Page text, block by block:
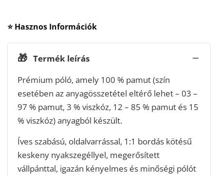
⭐ Hasznos Információk
🎁 Termék leírás
Prémium póló, amely 100 % pamut (szín
esetében az anyagösszetétel eltérő lehet – 03 –
97 % pamut, 3 % viszkóz, 12 – 85 % pamut és 15
% viszkóz) anyagból készült.
Íves szabású, oldalvarrással, 1:1 bordás kötésű
keskeny nyakszegéllyel, megerősített
vállpánttal, igazán kényelmes és minőségi pólót